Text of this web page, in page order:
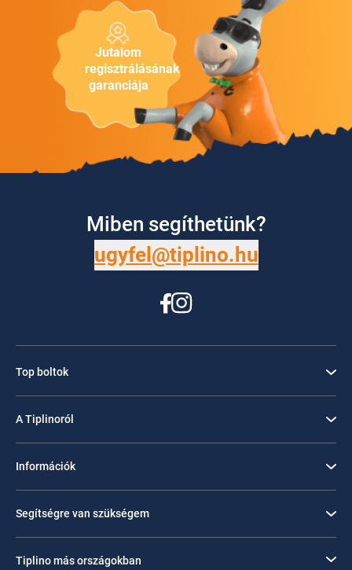
Jutalom
regisztrálásának
garanciája
Miben segíthetünk?
ugyfel@tiplino.hu
Top boltok
A Tiplinoról
Információk
Segítségre van szükségem
Tiplino más országokban